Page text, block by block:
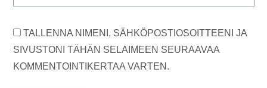
TALLENNA NIMENI, SÄHKÖPOSTIOSOITTEENI JA
SIVUSTONI TÄHÄN SELAIMEEN SEURAAVAA
KOMMENTOINTIKERTAA VARTEN.